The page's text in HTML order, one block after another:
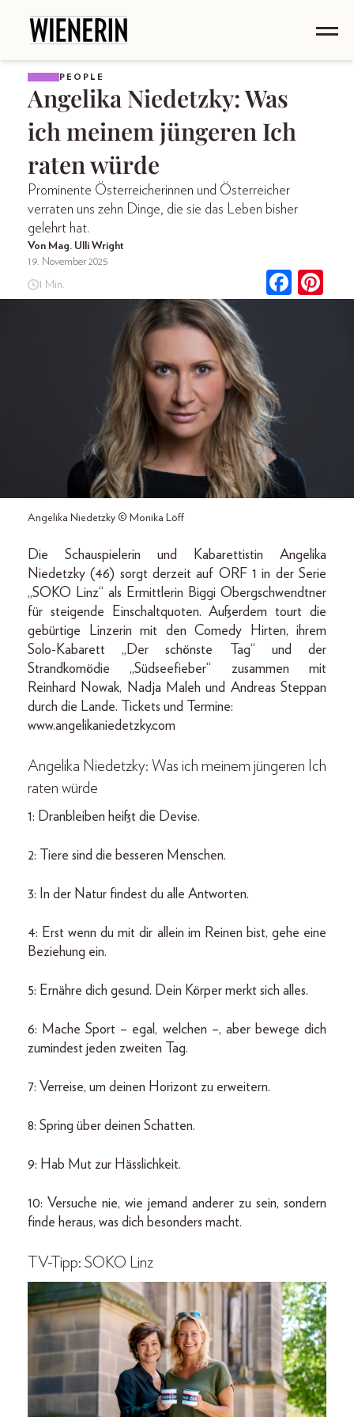
PEOPLE
Angelika Niedetzky: Was
ich meinem jüngeren Ich
raten würde
Prominente Österreicherinnen und Österreicher
verraten uns zehn Dinge, die sie das Leben bisher
gelehrt hat.
Von Mag. Ulli Wright
19. November 2025
1 Min.
Angelika Niedetzky © Monika Löff
Die Schauspielerin und Kabarettistin Angelika
Niedetzky (46) sorgt derzeit auf ORF 1 in der Serie
„SOKO Linz“ als Ermittlerin Biggi Obergschwendtner
für steigende Einschaltquoten. Außerdem tourt die
gebürtige Linzerin mit den Comedy Hirten, ihrem
Solo-Kabarett „Der schönste Tag“ und der
Strandkomödie „Südseefieber“ zusammen mit
Reinhard Nowak, Nadja Maleh und Andreas Steppan
durch die Lande. Tickets und Termine:
www.angelikaniedetzky.com
Angelika Niedetzky: Was ich meinem jüngeren Ich
raten würde
1: Dranbleiben heißt die Devise.
2: Tiere sind die besseren Menschen.
3: In der Natur findest du alle Antworten.
4: Erst wenn du mit dir allein im Reinen bist, gehe eine
Beziehung ein.
5: Ernähre dich gesund. Dein Körper merkt sich alles.
6: Mache Sport – egal, welchen –, aber bewege dich
zumindest jeden zweiten Tag.
7: Verreise, um deinen Horizont zu erweitern.
8: Spring über deinen Schatten.
9: Hab Mut zur Hässlichkeit.
10: Versuche nie, wie jemand anderer zu sein, sondern
finde heraus, was dich besonders macht.
TV-Tipp: SOKO Linz